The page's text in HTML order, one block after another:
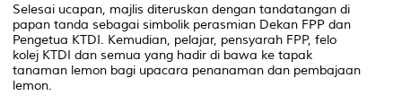
Selesai ucapan, majlis diteruskan dengan tandatangan di
papan tanda sebagai simbolik perasmian Dekan FPP dan
Pengetua KTDI. Kemudian, pelajar, pensyarah FPP, felo
kolej KTDI dan semua yang hadir di bawa ke tapak
tanaman lemon bagi upacara penanaman dan pembajaan
lemon.